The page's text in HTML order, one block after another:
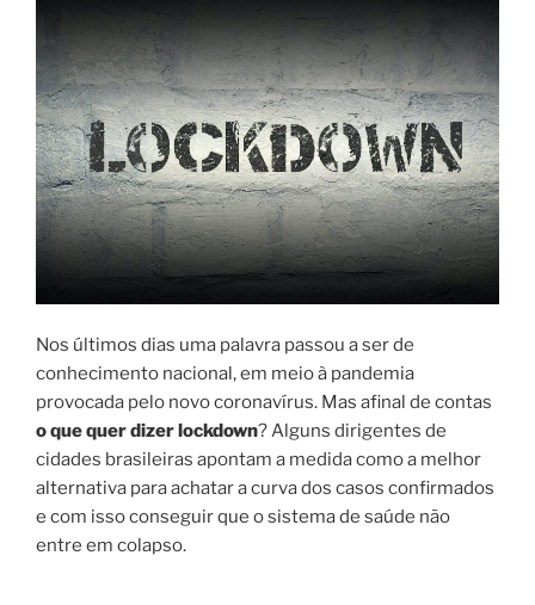
Nos últimos dias uma palavra passou a ser de
conhecimento nacional, em meio à pandemia
provocada pelo novo coronavírus. Mas afinal de contas
o que quer dizer lockdown? Alguns dirigentes de
cidades brasileiras apontam a medida como a melhor
alternativa para achatar a curva dos casos confirmados
e com isso conseguir que o sistema de saúde não
entre em colapso.